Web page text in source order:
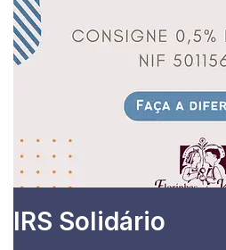
IRS Solidário